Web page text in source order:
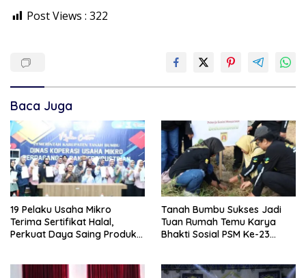
Post Views : 322
Baca Juga
19 Pelaku Usaha Mikro
Terima Sertifikat Halal,
Perkuat Daya Saing Produk
Tanah Bumbu Sukses Jadi
Tuan Rumah Temu Karya
Bhakti Sosial PSM Ke-23